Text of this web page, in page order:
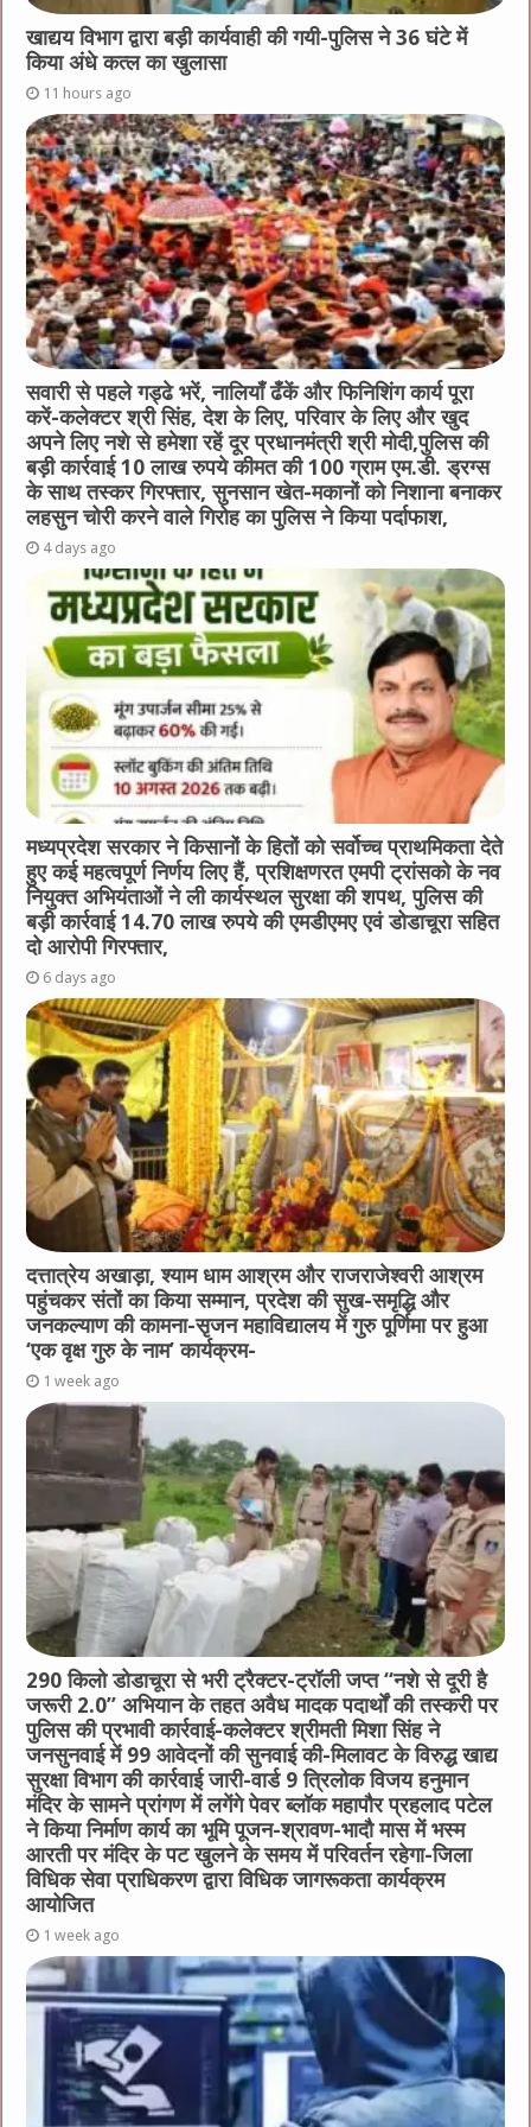
खाद्यय विभाग द्वारा बड़ी कार्यवाही की गयी-पुलिस ने 36 घंटे में
किया अंधे कत्ल का खुलासा
11 hours ago
सवारी से पहले गड्ढे भरें, नालियाँ ढँकें और फिनिशिंग कार्य पूरा
करें-कलेक्टर श्री सिंह, देश के लिए, परिवार के लिए और खुद
अपने लिए नशे से हमेशा रहें दूर प्रधानमंत्री श्री मोदी,पुलिस की
बड़ी कार्रवाई 10 लाख रुपये कीमत की 100 ग्राम एम.डी. ड्रग्स
के साथ तस्कर गिरफ्तार, सुनसान खेत-मकानों को निशाना बनाकर
लहसुन चोरी करने वाले गिरोह का पुलिस ने किया पर्दाफाश,
4 days ago
मध्यप्रदेश सरकार ने किसानों के हितों को सर्वोच्च प्राथमिकता देते
हुए कई महत्वपूर्ण निर्णय लिए हैं, प्रशिक्षणरत एमपी ट्रांसको के नव
नियुक्त अभियंताओं ने ली कार्यस्थल सुरक्षा की शपथ, पुलिस की
बड़ी कार्रवाई 14.70 लाख रुपये की एमडीएमए एवं डोडाचूरा सहित
दो आरोपी गिरफ्तार,
6 days ago
दत्तात्रेय अखाड़ा, श्याम धाम आश्रम और राजराजेश्वरी आश्रम
पहुंचकर संतों का किया सम्मान, प्रदेश की सुख-समृद्धि और
जनकल्याण की कामना-सृजन महाविद्यालय में गुरु पूर्णिमा पर हुआ
‘एक वृक्ष गुरु के नाम’ कार्यक्रम-
1 week ago
290 किलो डोडाचूरा से भरी ट्रैक्टर-ट्रॉली जप्त “नशे से दूरी है
जरूरी 2.0” अभियान के तहत अवैध मादक पदार्थों की तस्करी पर
पुलिस की प्रभावी कार्रवाई-कलेक्टर श्रीमती मिशा सिंह ने
जनसुनवाई में 99 आवेदनों की सुनवाई की-मिलावट के विरुद्ध खाद्य
सुरक्षा विभाग की कार्रवाई जारी-वार्ड 9 त्रिलोक विजय हनुमान
मंदिर के सामने प्रांगण में लगेंगे पेवर ब्लॉक महापौर प्रहलाद पटेल
ने किया निर्माण कार्य का भूमि पूजन-श्रावण-भादौ मास में भस्म
आरती पर मंदिर के पट खुलने के समय में परिवर्तन रहेगा-जिला
विधिक सेवा प्राधिकरण द्वारा विधिक जागरूकता कार्यक्रम
आयोजित
1 week ago